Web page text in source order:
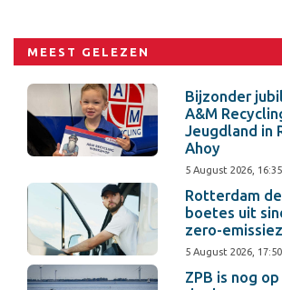
MEEST GELEZEN
Bijzonder
A&M
Jeugdland in
Ahoy
5 August 2026,
Rotterdam
boetes uit
zero-
5 August 2026,
ZPB is nog